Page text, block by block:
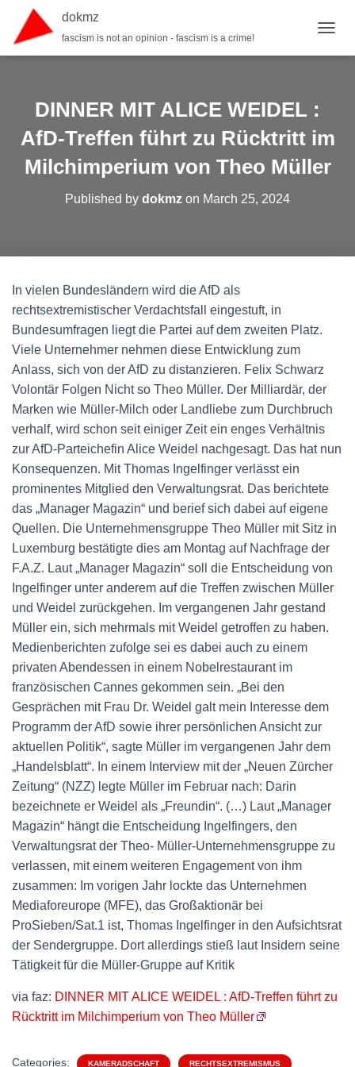
dokmz
fascism is not an opinion - fascism is a crime!
DINNER MIT ALICE WEIDEL :
AfD-Treffen führt zu Rücktritt im
Milchimperium von Theo Müller
Published by dokmz on March 25, 2024
In vielen Bundesländern wird die AfD als
rechtsextremistischer Verdachtsfall eingestuft, in
Bundesumfragen liegt die Partei auf dem zweiten Platz.
Viele Unternehmer nehmen diese Entwicklung zum
Anlass, sich von der AfD zu distanzieren. Felix Schwarz
Volontär Folgen Nicht so Theo Müller. Der Milliardär, der
Marken wie Müller-Milch oder Landliebe zum Durchbruch
verhalf, wird schon seit einiger Zeit ein enges Verhältnis
zur AfD-Parteichefin Alice Weidel nachgesagt. Das hat nun
Konsequenzen. Mit Thomas Ingelfinger verlässt ein
prominentes Mitglied den Verwaltungsrat. Das berichtete
das „Manager Magazin“ und berief sich dabei auf eigene
Quellen. Die Unternehmensgruppe Theo Müller mit Sitz in
Luxemburg bestätigte dies am Montag auf Nachfrage der
F.A.Z. Laut „Manager Magazin“ soll die Entscheidung von
Ingelfinger unter anderem auf die Treffen zwischen Müller
und Weidel zurückgehen. Im vergangenen Jahr gestand
Müller ein, sich mehrmals mit Weidel getroffen zu haben.
Medienberichten zufolge sei es dabei auch zu einem
privaten Abendessen in einem Nobelrestaurant im
französischen Cannes gekommen sein. „Bei den
Gesprächen mit Frau Dr. Weidel galt mein Interesse dem
Programm der AfD sowie ihrer persönlichen Ansicht zur
aktuellen Politik“, sagte Müller im vergangenen Jahr dem
„Handelsblatt“. In einem Interview mit der „Neuen Zürcher
Zeitung“ (NZZ) legte Müller im Februar nach: Darin
bezeichnete er Weidel als „Freundin“. (…) Laut „Manager
Magazin“ hängt die Entscheidung Ingelfingers, den
Verwaltungsrat der Theo- Müller-Unternehmensgruppe zu
verlassen, mit einem weiteren Engagement von ihm
zusammen: Im vorigen Jahr lockte das Unternehmen
Mediaforeurope (MFE), das Großaktionär bei
ProSieben/Sat.1 ist, Thomas Ingelfinger in den Aufsichtsrat
der Sendergruppe. Dort allerdings stieß laut Insidern seine
Tätigkeit für die Müller-Gruppe auf Kritik
via faz: DINNER MIT ALICE WEIDEL : AfD-Treffen führt zu
Rücktritt im Milchimperium von Theo Müller
Categories: KAMERADSCHAFT RECHTSEXTREMISMUS